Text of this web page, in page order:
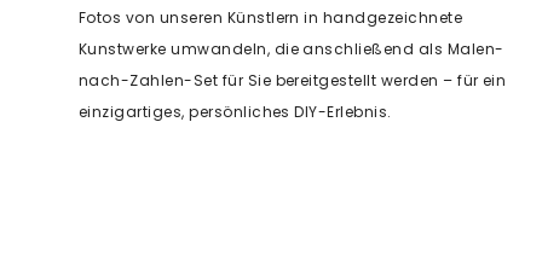
Fotos von unseren Künstlern in handgezeichnete
Kunstwerke umwandeln, die anschließend als Malen-
nach-Zahlen-Set für Sie bereitgestellt werden – für ein
einzigartiges, persönliches DIY-Erlebnis.